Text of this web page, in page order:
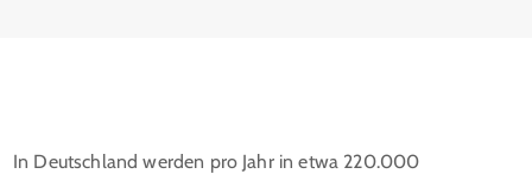
In Deutschland werden pro Jahr in etwa 220.000